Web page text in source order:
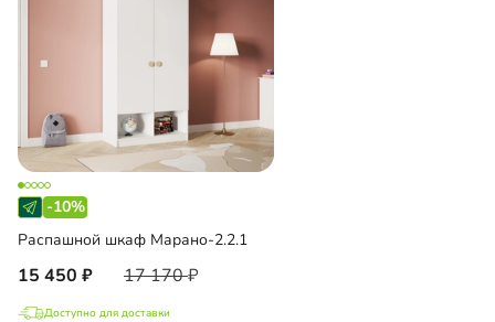
-10%
Распашной шкаф Марано-2.2.1
15 450 17 170
Доступно для доставки